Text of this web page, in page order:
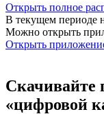
Открыть полное
В текущем периоде
Можно открыть
Открыть
Скачивайте
«цифровой